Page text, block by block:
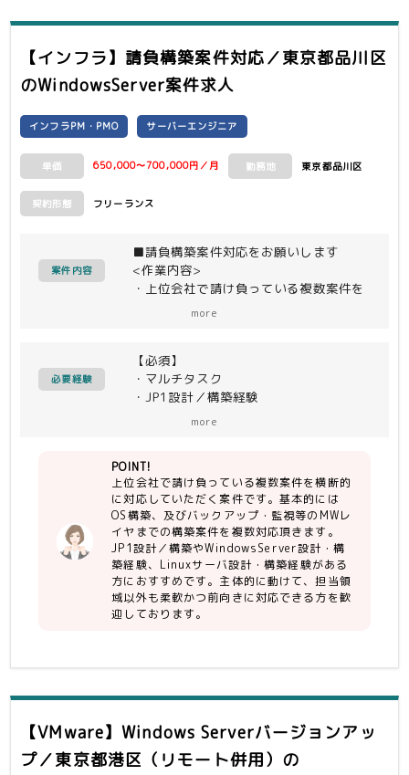
【インフラ】請負構築案件対応／東京都品川区
のWindowsServer案件求人
インフラPM・PMO サーバーエンジニア
単価 650,000〜700,000円／月 勤務地 東京都品川区
契約形態 フリーランス
案件内容
■請負構築案件対応をお願いします
<作業内容>
・上位会社で請け負っている複数案件を
more
必要経験
【必須】
・マルチタスク
・JP1設計／構築経験
more
POINT!
上位会社で請け負っている複数案件を横断的
に対応していただく案件です。基本的には
OS構築、及びバックアップ・監視等のMWレ
イヤまでの構築案件を複数対応頂きます。
JP1設計／構築やWindowsServer設計・構
築経験、Linuxサーバ設計・構築経験がある
方におすすめです。主体的に動けて、担当領
域以外も柔軟かつ前向きに対応できる方を歓
迎しております。
【VMware】Windows Serverバージョンアッ
プ／東京都港区（リモート併用） の